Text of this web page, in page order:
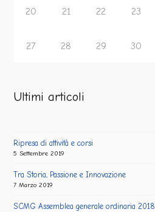
20 21 22 23
27 28 29 30
Ultimi articoli
Ripresa di attività e corsi
5 Settembre 2019
Tra Storia, Passione e Innovazione
7 Marzo 2019
SCMG Assemblea generale ordinaria 2018